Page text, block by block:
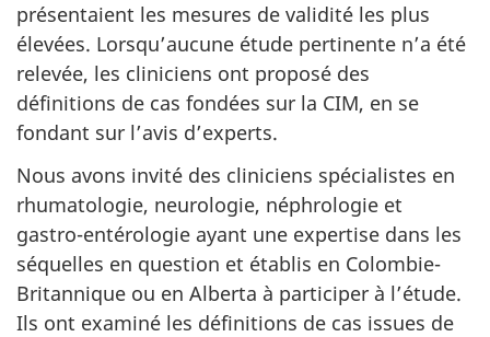
présentaient les mesures de validité les plus
élevées. Lorsqu’aucune étude pertinente n’a été
relevée, les cliniciens ont proposé des
définitions de cas fondées sur la CIM, en se
fondant sur l’avis d’experts.
Nous avons invité des cliniciens spécialistes en
rhumatologie, neurologie, néphrologie et
gastro-entérologie ayant une expertise dans les
séquelles en question et établis en Colombie-
Britannique ou en Alberta à participer à l’étude.
Ils ont examiné les définitions de cas issues de